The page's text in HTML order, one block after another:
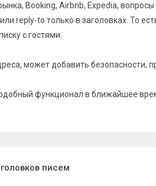
Booking, Airbnb, Expedia,
reply-to только в заголовках. То
с гостями.
может добавить безопасности,
функционал в ближайшее
писем